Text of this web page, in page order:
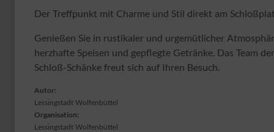
Der Treffpunkt mit Charme und Stil direkt am
Genießen Sie in rustikaler und urgemütlicher
herzhafte Speisen und gepflegte Getränke. Das Team der
Schloß-Schänke freut sich auf Ihren Besuch.
Autor:
Lessingstadt Wolfenbüttel
Organisation:
Lessingstadt Wolfenbüttel